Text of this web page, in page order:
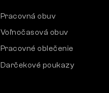
Pracovná obuv
Voľnočasová obuv
Pracovné oblečenie
Darčekové poukazy